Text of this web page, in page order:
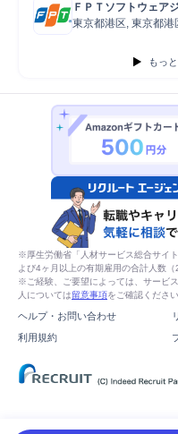
ＦＰＴソフトウェア
東京都港区, 東京都港
もっ
※厚生労働省「人材サービス総合サイ
よび4ヶ月以上の有期雇用の合計人数
※ご経験、ご要望によっては、サービ
人については留意事項をご確認ください
ヘルプ・お問い合わせ
利用規約